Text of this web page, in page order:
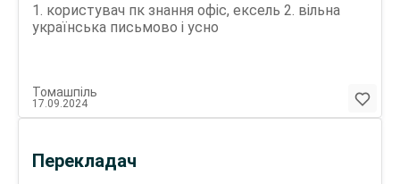
1. користувач пк знання офіс, ексель 2. вільна
українська письмово і усно
Томашпіль
17.09.2024
Перекладач